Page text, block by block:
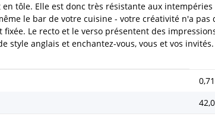
tôle. Elle est donc très résistante aux
le bar de votre cuisine - votre créativité n'a
Le recto et le verso présentent des
style anglais et enchantez-vous, vous et vos
0,71